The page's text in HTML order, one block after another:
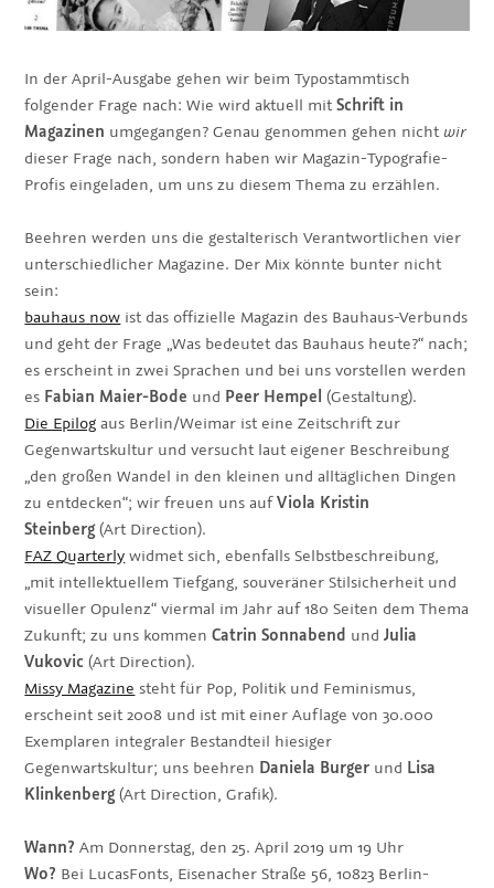
In der April-Ausgabe gehen wir beim Typostammtisch
folgender Frage nach: Wie wird aktuell mitSchrift in
Magazinen umgegangen? Genau genommen gehen nicht wir
dieser Frage nach, sondern haben wir Magazin-Typografie-
Profis eingeladen, um uns zu diesem Thema zu erzählen.
Beehren werden uns die gestalterisch Verantwortlichen vier
unterschiedlicher Magazine. Der Mix könnte bunter nicht
sein:
bauhaus now ist das offizielle Magazin des Bauhaus-Verbunds
und geht der Frage „Was bedeutet das Bauhaus heute?“ nach;
es erscheint in zwei Sprachen und bei uns vorstellen werden
es Fabian Maier-Bode und Peer Hempel(Gestaltung).
Die Epilog aus Berlin/Weimar ist eine Zeitschrift zur
Gegenwartskultur und versucht laut eigener Beschreibung
„den großen Wandel in den kleinen und alltäglichen Dingen
zu entdecken“; wir freuen uns aufViola Kristin
Steinberg(Art Direction).
FAZ Quarterly widmet sich, ebenfalls Selbstbeschreibung,
„mit intellektuellem Tiefgang, souveräner Stilsicherheit und
visueller Opulenz“ viermal im Jahr auf 180 Seiten dem Thema
Zukunft; zu uns kommenCatrin Sonnabend undJulia
Vukovic(Art Direction).
Missy Magazine steht für Pop, Politik und Feminismus,
erscheint seit 2008 und ist mit einer Auflage von 30.000
Exemplaren integraler Bestandteil hiesiger
Gegenwartskultur; uns beehren Daniela Burger und Lisa
Klinkenberg(Art Direction, Grafik).
Wann? Am Donnerstag, den 25. April 2019 um 19 Uhr
Wo? Bei LucasFonts, Eisenacher Straße 56, 10823 Berlin-